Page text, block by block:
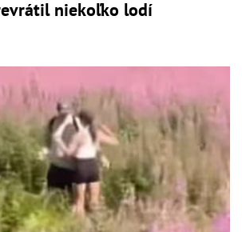
niekoľko lodí